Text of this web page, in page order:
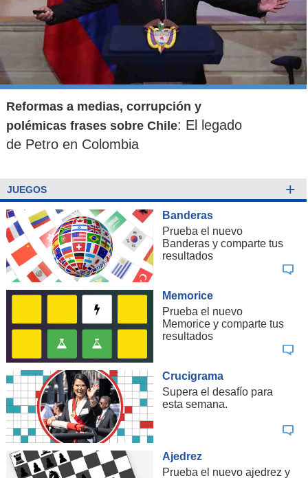
Reformas a medias, corrupción y
polémicas frases sobre Chile: El legado
de Petro en Colombia
JUEGOS +
Banderas
Prueba el nuevo
Banderas y comparte tus
resultados
Memorice
Prueba el nuevo
Memorice y comparte tus
resultados
Crucigrama
Supera el desafío para
esta semana.
Ajedrez
Prueba el nuevo ajedrez y